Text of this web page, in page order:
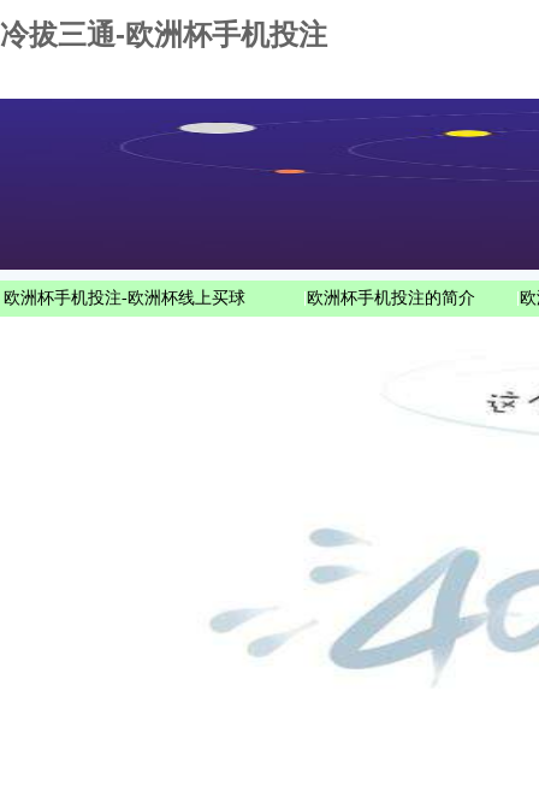
冷拔三通-欧洲杯手机投注
欧洲杯手机投注-欧洲杯线上买球 欧洲杯手机投注的简介